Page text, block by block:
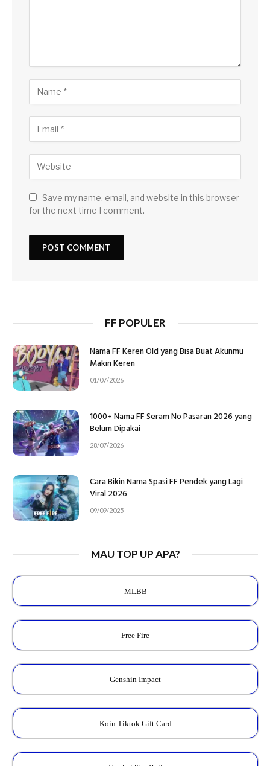
Save my name, email, and website in this browser
for the next time I comment.
FF POPULER
Nama FF Keren Old yang Bisa Buat Akunmu
Makin Keren
01/07/2026
1000+ Nama FF Seram No Pasaran 2026 yang
Belum Dipakai
28/07/2026
Cara Bikin Nama Spasi FF Pendek yang Lagi
Viral 2026
09/09/2025
MAU TOP UP APA?
MLBB
Free Fire
Genshin Impact
Koin Tiktok Gift Card